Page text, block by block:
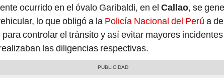
ocurrido en el óvalo Garibaldi, en el Callao, se
lo que obligó a la Policía Nacional del Perú a
controlar el tránsito y así evitar mayores
las diligencias respectivas.